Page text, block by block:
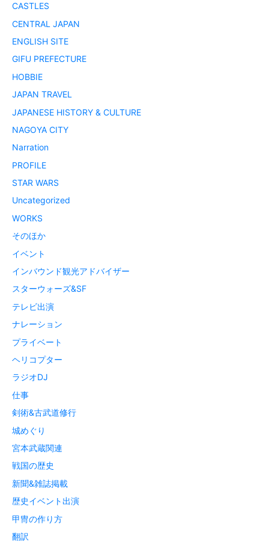
CASTLES
CENTRAL JAPAN
ENGLISH SITE
GIFU PREFECTURE
HOBBIE
JAPAN TRAVEL
JAPANESE HISTORY & CULTURE
NAGOYA CITY
Narration
PROFILE
STAR WARS
Uncategorized
WORKS
そのほか
イベント
インバウンド観光アドバイザー
スターウォーズ&SF
テレビ出演
ナレーション
プライベート
ヘリコプター
ラジオDJ
仕事
剣術&古武道修行
城めぐり
宮本武蔵関連
戦国の歴史
新聞&雑誌掲載
歴史イベント出演
甲冑の作り方
翻訳